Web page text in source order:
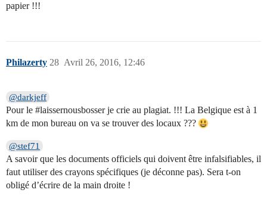
papier !!!
Philazerty Avril 26, 2016, 12:46
28
@darkjeff
Pour le #laissernousbosserje crie au plagiat. !!! La Belgique est à 1
km de mon bureau on va se trouver des locaux ???
@stef71
A savoir que les documents officiels qui doivent être infalsifiables, il
faut utiliser des crayons spécifiques (je déconne pas). Sera t-on
obligé d’écrire de la main droite !